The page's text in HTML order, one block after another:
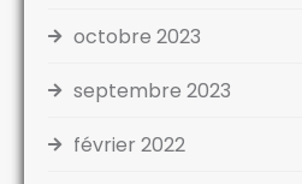
octobre 2023
septembre 2023
février 2022